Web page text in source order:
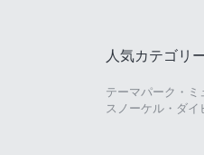
人気カテゴリ
テーマパーク・ミ
スノーケル・ダイ